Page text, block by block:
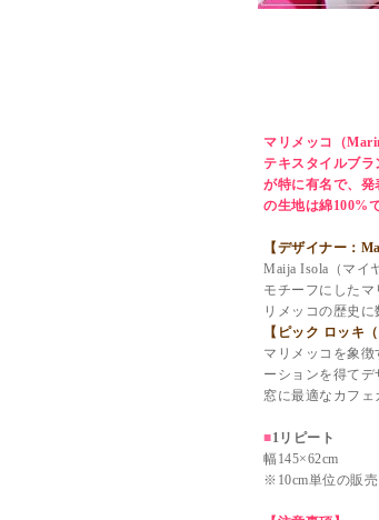
マリメッコ（
テキスタイルブ
が特に有名で、
の生地は綿100%
【デザイナー：
Maija Isola（マイ
モチーフにした
リメッコの歴史に
【ピック ロッキ
マリメッコを象
ーションを得て
窓に最適なカフェ
■1リピート
幅145×62cm
※10cm単位の販